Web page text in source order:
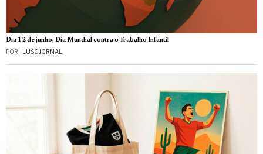
Dia 12 de junho, Dia Mundial contra o Trabalho Infantil
POR _LUSOJORNAL